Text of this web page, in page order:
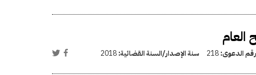
العام
رقم الدعوى:218 سنة الإصدار/السنة القضائية:2018